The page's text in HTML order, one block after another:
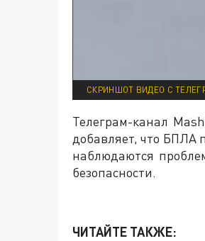
СКРИНШОТ ВИДЕО С
Телеграм-канал
добавляет, что БПЛА
наблюдаются
безопасности.
ЧИТАЙТЕ ТАКЖЕ: